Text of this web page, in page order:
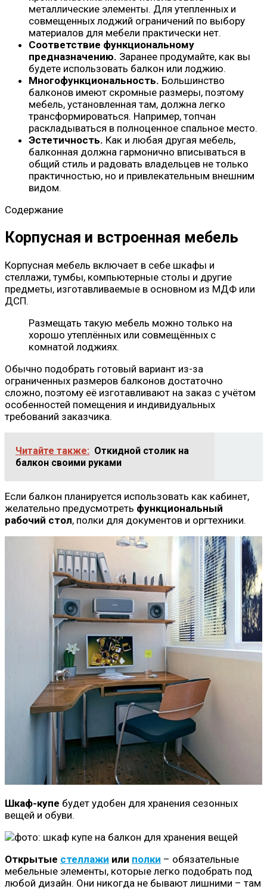
металлические элементы. Для утепленных и
совмещенных лоджий ограничений по выбору
материалов для мебели практически нет.
Соответствие функциональному
предназначению. Заранее продумайте, как вы
будете использовать балкон или лоджию.
Многофункциональность. Большинство
балконов имеют скромные размеры, поэтому
мебель, установленная там, должна легко
трансформироваться. Например, топчан
раскладываться в полноценное спальное место.
Эстетичность. Как и любая другая мебель,
балконная должна гармонично вписываться в
общий стиль и радовать владельцев не только
практичностью, но и привлекательным внешним
видом.
Содержание
Корпусная и встроенная мебель
Корпусная мебель включает в себе шкафы и
стеллажи, тумбы, компьютерные столы и другие
предметы, изготавливаемые в основном из МДФ или
ДСП.
Размещать такую мебель можно только на
хорошо утеплённых или совмещённых с
комнатой лоджиях.
Обычно подобрать готовый вариант из-за
ограниченных размеров балконов достаточно
сложно, поэтому её изготавливают на заказ с учётом
особенностей помещения и индивидуальных
требований заказчика.
Читайте также: Откидной столик на
балкон своими руками
Если балкон планируется использовать как кабинет,
желательно предусмотреть функциональный
рабочий стол, полки для документов и оргтехники.
Шкаф-купе будет удобен для хранения сезонных
вещей и обуви.
Открытые стеллажи или полки – обязательные
мебельные элементы, которые легко подобрать под
любой дизайн. Они никогда не бывают лишними – там